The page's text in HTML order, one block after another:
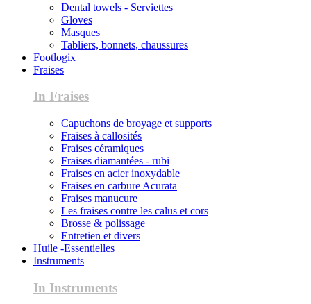
Dental towels - Serviettes
Gloves
Masques
Tabliers, bonnets, chaussures
Footlogix
Fraises
In Fraises
Capuchons de broyage et supports
Fraises à callosités
Fraises céramiques
Fraises diamantées - rubi
Fraises en acier inoxydable
Fraises en carbure Acurata
Fraises manucure
Les fraises contre les calus et cors
Brosse & polissage
Entretien et divers
Huile -Essentielles
Instruments
In Instruments